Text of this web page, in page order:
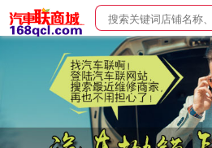
斯巴鲁汽车（中国）有限公司
XV、BRZ汽车
斯巴鲁汽车 （中国）有限公司
汽车